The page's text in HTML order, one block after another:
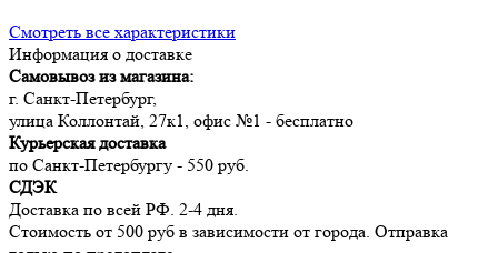
Смотреть все характеристики
Информация о доставке
Самовывоз из магазина:
г. Санкт-Петербург,
улица Коллонтай, 27к1, офис №1 - бесплатно
Курьерская доставка
по Санкт-Петербургу - 550 руб.
СДЭК
Доставка по всей РФ. 2-4 дня.
Стоимость от 500 руб в зависимости от города. Отправка